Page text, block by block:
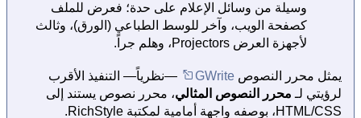
وسيلة من وسائل الإعلام على حدة؛ فعرض للملف
كصفحة الويب، وآخر للوسط الطباعي (الورق)، وثالث
لأجهزة العرض Projectors، وهلم جراً.
يمثل محرر النصوص GWrite
—نظرياً— التنفيذ الأقرب
لرؤيتي لـ محرر النصوص المثالي، محرر نصوص يستند إلى
HTML/CSS، بوصفه واجهة أمامية لمكتبة RichStyle.